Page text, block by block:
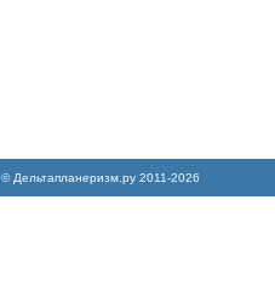
© Дельтапланеризм.ру 2011-2026